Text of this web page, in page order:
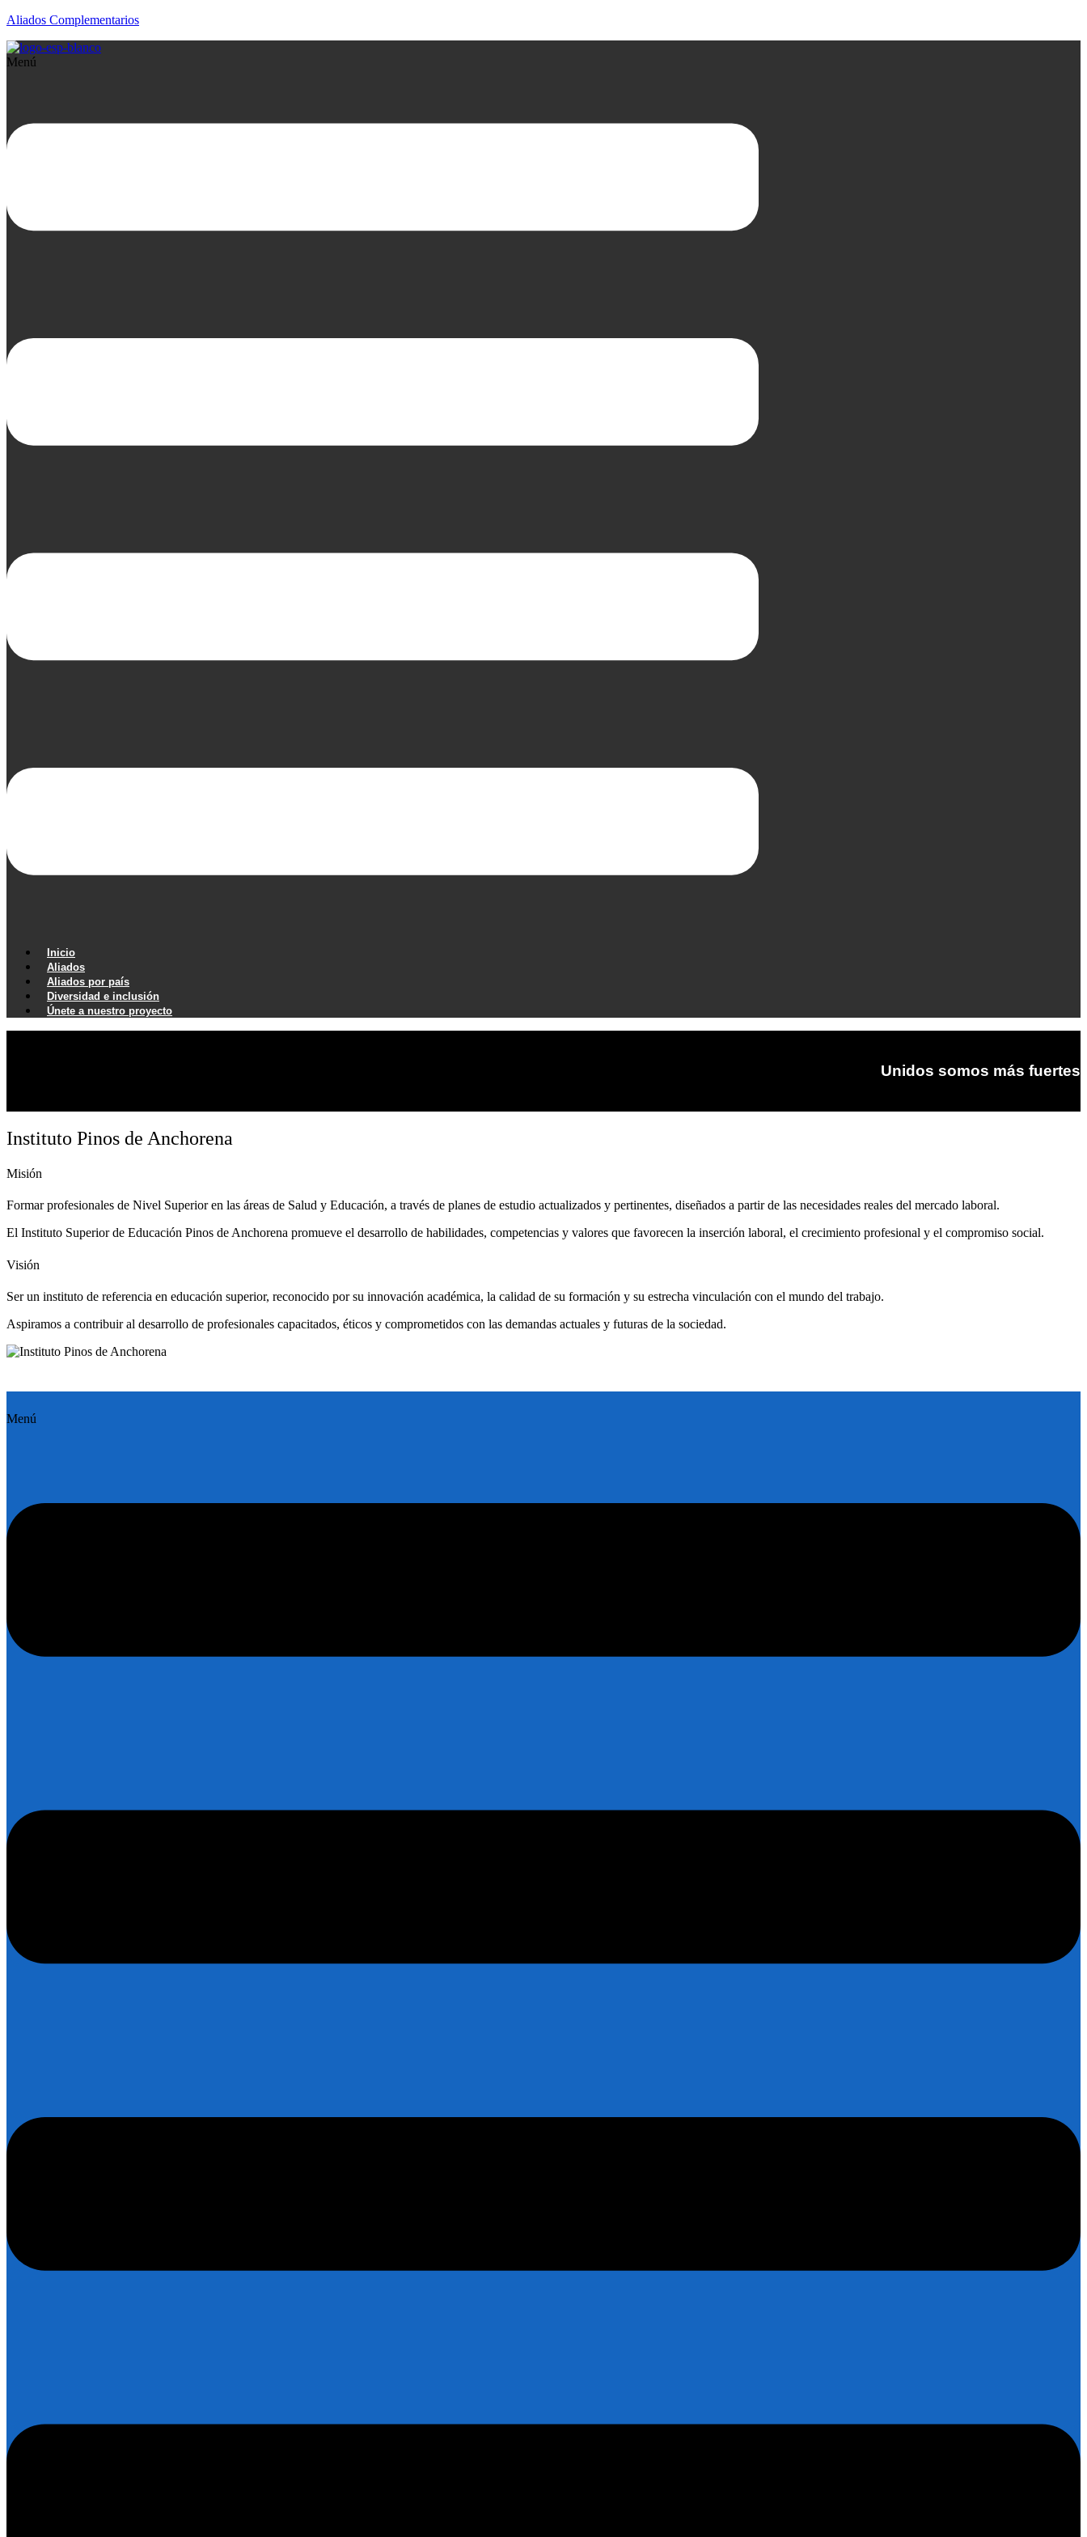
Aliados Complementarios
Menú
Inicio
Aliados
Aliados por país
Diversidad e inclusión
Únete a nuestro proyecto
Unidos somos más fuertes
Instituto Pinos de Anchorena
Misión
Formar profesionales de Nivel Superior en las áreas de Salud y Educación, a través de planes de estudio actualizados y pertinentes, diseñados a partir de las necesidades reales del mercado laboral.
El Instituto Superior de Educación Pinos de Anchorena promueve el desarrollo de habilidades, competencias y valores que favorecen la inserción laboral, el crecimiento profesional y el compromiso social.
Visión
Ser un instituto de referencia en educación superior, reconocido por su innovación académica, la calidad de su formación y su estrecha vinculación con el mundo del trabajo.
Aspiramos a contribuir al desarrollo de profesionales capacitados, éticos y comprometidos con las demandas actuales y futuras de la sociedad.
Menú